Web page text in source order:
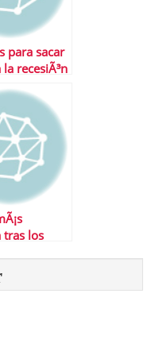
para sacar
recesiÃ³n
los